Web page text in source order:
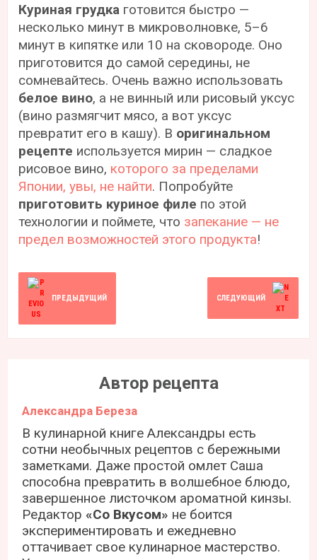
Куриная грудка готовится быстро —
несколько минут в микроволновке, 5–6
минут в кипятке или 10 на сковороде. Оно
приготовится до самой середины, не
сомневайтесь. Очень важно использовать
белое вино, а не винный или рисовый уксус
(вино размягчит мясо, а вот уксус
превратит его в кашу). В оригинальном
рецепте используется мирин — сладкое
рисовое вино, которого за пределами
Японии, увы, не найти. Попробуйте
приготовить куриное филе по этой
технологии и поймете, что запекание — не
предел возможностей этого продукта!
ПРЕДЫДУЩИЙ СЛЕДУЮЩИЙ
Автор рецепта
Александра Береза
В кулинарной книге Александры есть
сотни необычных рецептов с бережными
заметками. Даже простой омлет Саша
способна превратить в волшебное блюдо,
завершенное листочком ароматной кинзы.
Редактор«Со Вкусом» не боится
экспериментировать и ежедневно
оттачивает свое кулинарное мастерство.